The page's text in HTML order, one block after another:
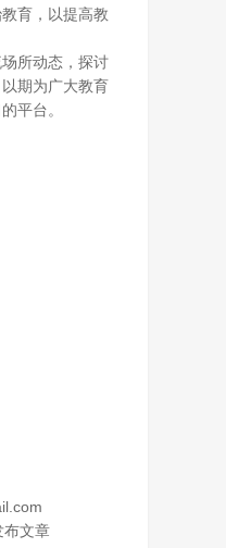
育，以提高教
所动态，探讨
期为广大教育
平台。
布文章